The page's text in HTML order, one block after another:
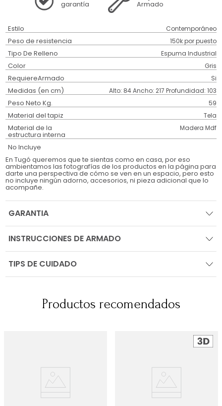
garantía Armado
Estilo Contemporáneo
Peso de resistencia 150k por puesto
Tipo De Relleno Espuma Industrial
Color Gris
RequiereArmado Si
Medidas (en cm) Alto: 84 Ancho: 217 Profundidad: 103
Peso Neto Kg. 59
Material del tapiz Tela
Material de la
estructura interna
Madera Mdf
No Incluye
En Tugó queremos que te sientas como en casa, por eso
ambientamos las fotografías de los productos en la página para
darte una perspectiva de cómo se ven en un espacio, pero esto
no incluye ningún adorno, accesorios, ni pieza adicional que lo
acompañe.
GARANTIA
INSTRUCCIONES DE ARMADO
TIPS DE CUIDADO
Productos recomendados